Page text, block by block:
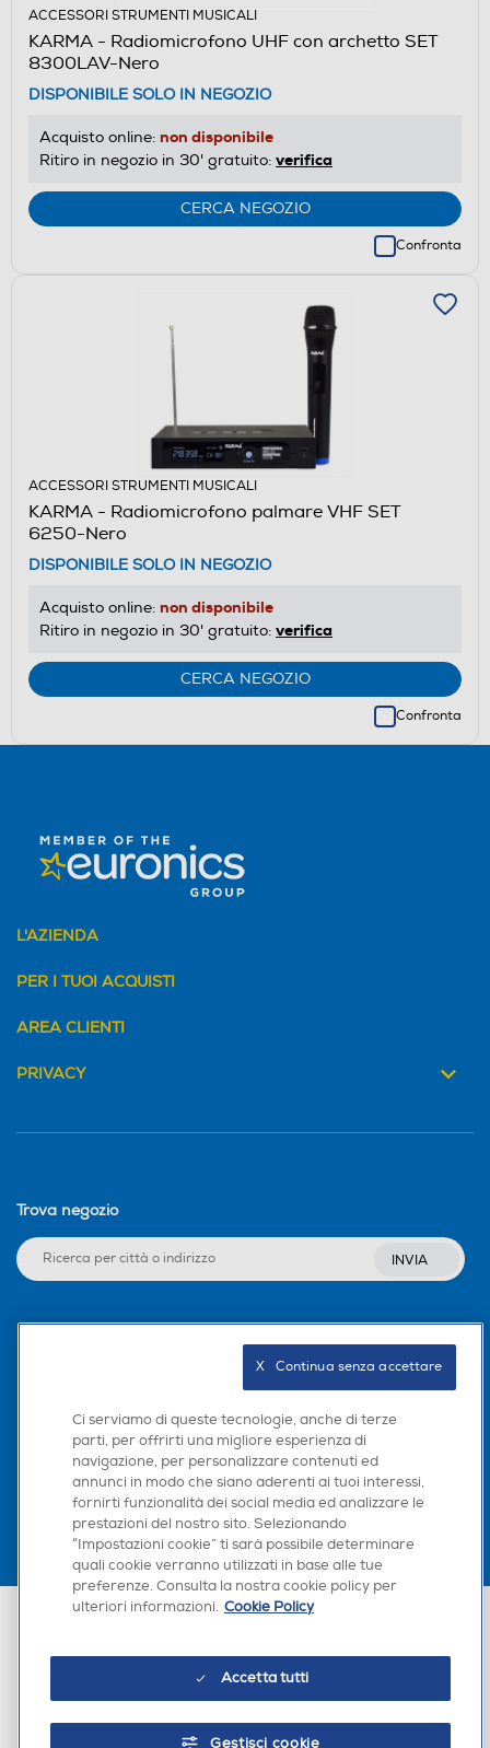
ACCESSORI STRUMENTI MUSICALI
KARMA - Radiomicrofono UHF con archetto SET
8300LAV-Nero
DISPONIBILE SOLO IN NEGOZIO
Acquisto online: non disponibile
Ritiro in negozio in 30' gratuito: verifica
CERCA NEGOZIO
Confronta
ACCESSORI STRUMENTI MUSICALI
KARMA - Radiomicrofono palmare VHF SET
6250-Nero
DISPONIBILE SOLO IN NEGOZIO
Acquisto online: non disponibile
Ritiro in negozio in 30' gratuito: verifica
CERCA NEGOZIO
Confronta
L'AZIENDA
PER I TUOI ACQUISTI
AREA CLIENTI
PRIVACY
Trova negozio
INVIA
Scarica la nostra app
Euronics Italia SpA. Sede legale Via Montefeltro, 6/a 20156 Milano
Ci serviamo di queste tecnologie, anche di terze
parti, per offrirti una migliore esperienza di
navigazione, per personalizzare contenuti ed
annunci in modo che siano aderenti ai tuoi interessi,
fornirti funzionalità dei social media ed analizzare le
prestazioni del nostro sito. Selezionando
“Impostazioni cookie” ti sarà possibile determinare
quali cookie verranno utilizzati in base alle tue
preferenze. Consulta la nostra cookie policy per
ulteriori informazioni. Cookie Policy
Accetta tutti
Gestisci cookie
X   Continua senza accettare